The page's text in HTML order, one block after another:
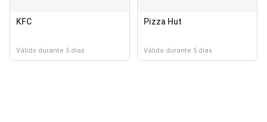
KFC
Válido durante 5 días
Pizza Hut
Válido durante 5 días